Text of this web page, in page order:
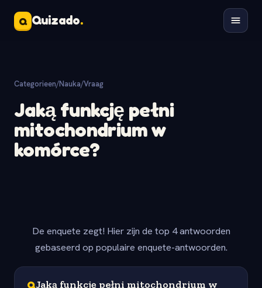
Q Quizado.
Categorieen/Nauka/Vraag
Jaką funkcję pełni
mitochondrium w
komórce?
De enquete zegt! Hier zijn de top 4 antwoorden
gebaseerd op populaire enquete-antwoorden.
QJaką funkcję pełni mitochondrium w